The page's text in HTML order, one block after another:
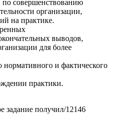
совершенствованию
организации,
на практике.
выводов,
для более
нормативного и фактического
практики.
задание получил/12146